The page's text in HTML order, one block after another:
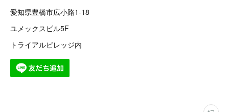
愛知県豊橋市広小路1-18
ユメックスビル5F
トライアルビレッジ内